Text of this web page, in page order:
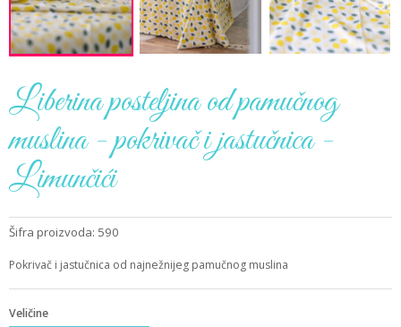
Liberina posteljina od pamučnog
muslina - pokrivač i jastučnica -
Limunčići
Šifra proizvoda: 590
Pokrivač i jastučnica od najnežnijeg pamučnog muslina
Veličine